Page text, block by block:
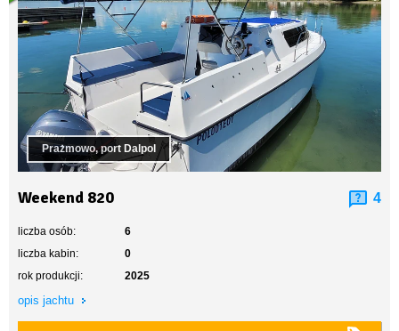
Prażmowo, port Dalpol
Weekend 820 4
liczba osób:
6
liczba kabin:
0
rok produkcji:
2025
opis jachtu